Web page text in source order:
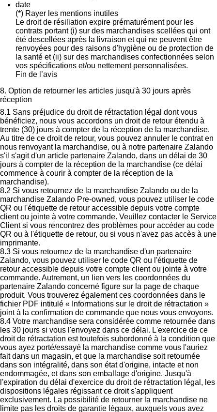
date
(*) Rayer les mentions inutiles
Le droit de résiliation expire prématurément pour les
contrats portant (i) sur des marchandises scellées qui ont
été descellées après la livraison et qui ne peuvent être
renvoyées pour des raisons d'hygiène ou de protection de
la santé et (ii) sur des marchandises confectionnées selon
vos spécifications et/ou nettement personnalisées.
Fin de l’avis
8. Option de retourner les articles jusqu'à 30 jours après
réception
8.1 Sans préjudice du droit de rétractation légal dont vous
bénéficiez, nous vous accordons un droit de retour étendu à
trente (30) jours à compter de la réception de la marchandise.
Au titre de ce droit de retour, vous pouvez annuler le contrat en
nous renvoyant la marchandise, ou à notre partenaire Zalando
s'il s'agit d'un article partenaire Zalando, dans un délai de 30
jours à compter de la réception de la marchandise (ce délai
commence à courir à compter de la réception de la
marchandise).
8.2 Si vous retournez de la marchandise Zalando ou de la
marchandise Zalando Pre-owned, vous pouvez utiliser le code
QR ou l'étiquette de retour accessible depuis votre compte
client ou jointe à votre commande. Veuillez contacter le Service
Client si vous rencontrez des problèmes pour accéder au code
QR ou à l'étiquette de retour, ou si vous n'avez pas accès à une
imprimante.
8.3 Si vous retournez de la marchandise d'un partenaire
Zalando, vous pouvez utiliser le code QR ou l'étiquette de
retour accessible depuis votre compte client ou jointe à votre
commande. Autrement, un lien vers les coordonnées du
partenaire Zalando concerné figure sur la page de chaque
produit. Vous trouverez également ces coordonnées dans le
fichier PDF intitulé « Informations sur le droit de rétractation »
joint à la confirmation de commande que nous vous envoyons.
8.4 Votre marchandise sera considérée comme retournée dans
les 30 jours si vous l'envoyez dans ce délai. L'exercice de ce
droit de rétractation est toutefois subordonné à la condition que
vous ayez porté/essayé la marchandise comme vous l'auriez
fait dans un magasin, et que la marchandise soit retournée
dans son intégralité, dans son état d'origine, intacte et non
endommagée, et dans son emballage d'origine. Jusqu'à
l'expiration du délai d'exercice du droit de rétractation légal, les
dispositions légales régissant ce droit s'appliquent
exclusivement. La possibilité de retourner la marchandise ne
limite pas les droits de garantie légaux, auxquels vous avez